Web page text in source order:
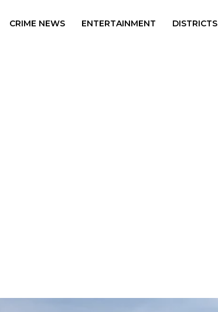
CRIME NEWS ENTERTAINMENT DISTRICTS